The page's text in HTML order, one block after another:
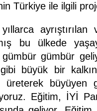
Türkiye ile ilgili
bu ülkede
gümbür
büyük bir
üreterek büyüyen
Eğitim, İYİ